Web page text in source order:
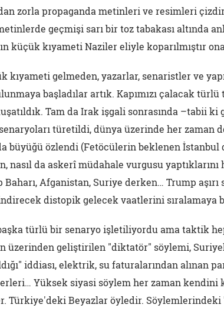
zorla propaganda metinleri ve resimleri
geçmişi sarı bir toz tabakası altında
küçük kıyameti Naziler eliyle koparılmıştır
kıyameti gelmeden, yazarlar, senaristler ve
başladılar artık. Kapımızı çalacak
Tam da Irak işgali sonrasında –tabii ki
türetildi, dünya üzerinde her zaman
büyüğü özlendi (Fetöcülerin beklenen İstanbul
nasıl da askerî müdahale vurgusu yaptıklarını
Baharı, Afganistan, Suriye derken… Trump
distopik gelecek vaatlerini sıralamaya
türlü bir senaryo işletiliyordu ama taktik
üzerinden geliştirilen "diktatör" söylemi,
iddiası, elektrik, su faturalarından alınan
Yüksek siyasi söylem her zaman
Türkiye'deki Beyazlar öyledir.